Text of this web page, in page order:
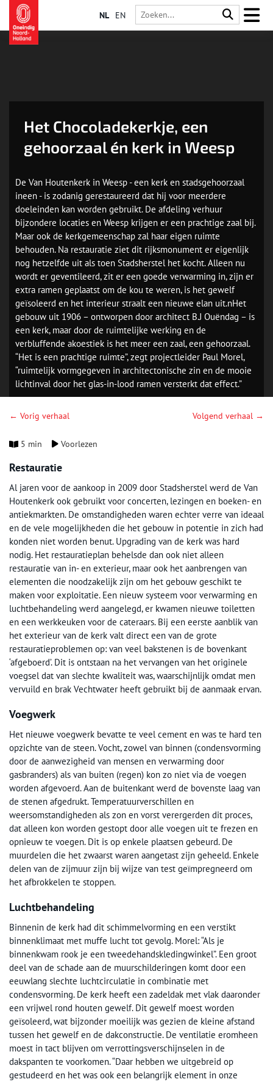
NL EN
Het Chocoladekerkje, een
gehoorzaal én kerk in Weesp
De Van Houtenkerk in Weesp - een kerk en stadsgehoorzaal
ineen - is zodanig gerestaureerd dat hij voor meerdere
doeleinden kan worden gebruikt. De afdeling verhuur
bijzondere locaties en Weesp krijgen er een prachtige zaal bij.
Maar ook de kerkgemeenschap zal haar eigen ruimte
behouden. Na restauratie ziet dit rijksmonument er eigenlijk
nog hetzelfde uit als toen Stadsherstel het kocht. Alleen nu
wordt er geventileerd, zit er een goede verwarming in, zijn er
extra ramen geplaatst om de kou te weren, is het gewelf
geïsoleerd en het interieur straalt een nieuwe elan uit.nHet
gebouw uit 1906 – ontworpen door architect B.J Ouëndag – is
een kerk, maar door de ruimtelijke werking en de
verbluffende akoestiek is het meer een zaal, een gehoorzaal.
“Het is een prachtige ruimte”, zegt projectleider Paul Morel,
“ruimtelijk vormgegeven in architectonische zin en de mooie
lichtinval door het glas-in-lood ramen versterkt dat effect.”
← Vorig verhaal Volgend verhaal →
5 min Voorlezen
Restauratie
Al jaren voor de aankoop in 2009 door Stadsherstel werd de Van
Houtenkerk ook gebruikt voor concerten, lezingen en boeken- en
antiekmarkten. De omstandigheden waren echter verre van ideaal
en de vele mogelijkheden die het gebouw in potentie in zich had
konden niet worden benut. Upgrading van de kerk was hard
nodig. Het restauratieplan behelsde dan ook niet alleen
restauratie van in- en exterieur, maar ook het aanbrengen van
elementen die noodzakelijk zijn om het gebouw geschikt te
maken voor exploitatie. Een nieuw systeem voor verwarming en
luchtbehandeling werd aangelegd, er kwamen nieuwe toiletten
en een werkkeuken voor de cateraars. Bij een eerste aanblik van
het exterieur van de kerk valt direct een van de grote
restauratieproblemen op: van veel bakstenen is de bovenkant
‘afgeboerd’. Dit is ontstaan na het vervangen van het originele
voegsel dat van slechte kwaliteit was, waarschijnlijk omdat men
vervuild en brak Vechtwater heeft gebruikt bij de aanmaak ervan.
Voegwerk
Het nieuwe voegwerk bevatte te veel cement en was te hard ten
opzichte van de steen. Vocht, zowel van binnen (condensvorming
door de aanwezigheid van mensen en verwarming door
gasbranders) als van buiten (regen) kon zo niet via de voegen
worden afgevoerd. Aan de buitenkant werd de bovenste laag van
de stenen afgedrukt. Temperatuurverschillen en
weersomstandigheden als zon en vorst verergerden dit proces,
dat alleen kon worden gestopt door alle voegen uit te frezen en
opnieuw te voegen. Dit is op enkele plaatsen gebeurd. De
muurdelen die het zwaarst waren aangetast zijn geheeld. Enkele
delen van de zijmuur zijn bij wijze van test geïmpregneerd om
het afbrokkelen te stoppen.
Luchtbehandeling
Binnenin de kerk had dit schimmelvorming en een verstikt
binnenklimaat met muffe lucht tot gevolg. Morel: “Als je
binnenkwam rook je een tweedehandskledingwinkel”. Een groot
deel van de schade aan de muurschilderingen komt door een
eeuwlang slechte luchtcirculatie in combinatie met
condensvorming. De kerk heeft een zadeldak met vlak daaronder
een vrijwel rond houten gewelf. Dit gewelf moest worden
geïsoleerd, wat bijzonder moeilijk was gezien de kleine afstand
tussen het gewelf en de dakconstructie. De ventilatie eromheen
moest in tact blijven om verrottingsverschijnselen in de
dakspanten te voorkomen. “Daar hebben we uitgebreid op
gestudeerd en het was ook een belangrijk element in onze